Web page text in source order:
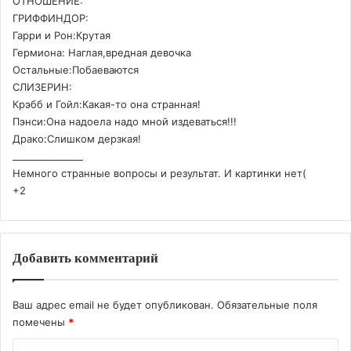
ГРИФФИНДОР:
Гарри и Рон:Крутая
Гермиона: Наглая,вредная девочка
Остальные:Побаеваются
СЛИЗЕРИН:
Крэбб и Гойл:Какая-то она странная!
Пэнси:Она надоела надо мной издеваться!!!
Драко:Слишком дерзкая!
Немного странные вопросы и результат. И картинки нет(
+2
Добавить комментарий
Ваш адрес email не будет опубликован. Обязательные поля
помечены *